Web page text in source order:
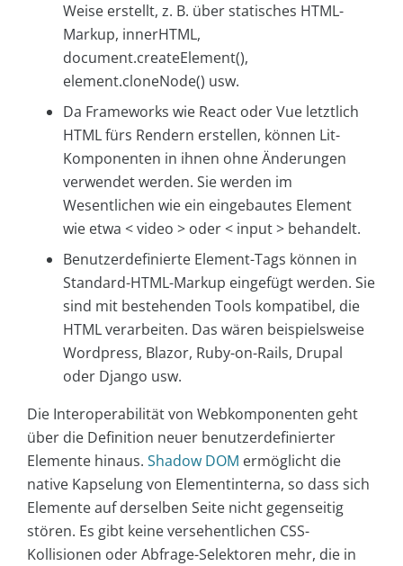
Weise erstellt, z. B. über statisches HTML-
Markup, innerHTML,
document.createElement(),
element.cloneNode() usw.
Da Frameworks wie React oder Vue letztlich
HTML fürs Rendern erstellen, können Lit-
Komponenten in ihnen ohne Änderungen
verwendet werden. Sie werden im
Wesentlichen wie ein eingebautes Element
wie etwa < video > oder < input > behandelt.
Benutzerdefinierte Element-Tags können in
Standard-HTML-Markup eingefügt werden. Sie
sind mit bestehenden Tools kompatibel, die
HTML verarbeiten. Das wären beispielsweise
Wordpress, Blazor, Ruby-on-Rails, Drupal
oder Django usw.
Die Interoperabilität von Webkomponenten geht
über die Definition neuer benutzerdefinierter
Elemente hinaus. Shadow DOM ermöglicht die
native Kapselung von Elementinterna, so dass sich
Elemente auf derselben Seite nicht gegenseitig
stören. Es gibt keine versehentlichen CSS-
Kollisionen oder Abfrage-Selektoren mehr, die in